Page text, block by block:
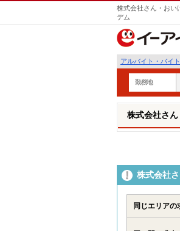
株式会社さん・おい
デム
アルバイト・バイ
勤務地
株式会社さ
株式会社
同じエリアの